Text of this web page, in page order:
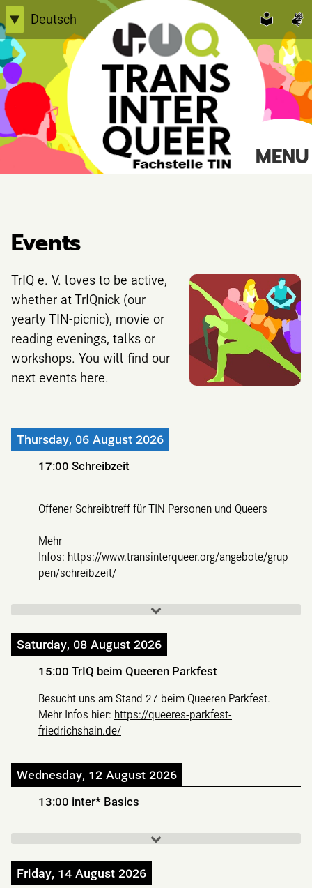
Skip
to
content
▼
Deutsch
English
Einfache Sprache
TransInterQueer e.V.
Suche
MENU
Events
TrIQ e. V. loves to be active,
whether at TrIQnick (our
yearly TIN-picnic), movie or
reading evenings, talks or
workshops. You will find our
next events here.
Thursday, 06 August 2026
17:00 Schreibzeit
Offener Schreibtreff für TIN Personen und Queers
Mehr
Infos: https://www.transinterqueer.org/angebote/grup
pen/schreibzeit/
Saturday, 08 August 2026
15:00 TrIQ beim Queeren Parkfest
Besucht uns am Stand 27 beim Queeren Parkfest.
Mehr Infos hier: https://queeres-parkfest-
friedrichshain.de/
Wednesday, 12 August 2026
13:00 inter* Basics
Friday, 14 August 2026